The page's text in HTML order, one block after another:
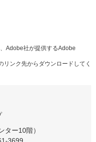
Adobe社が提供するAdobe
ンク先からダウンロードしてく
ー10階）